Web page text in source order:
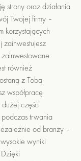
strony oraz działania
Twojej firmy –
korzystających
zainwestujesz
zainwestowane
również
z Tobą
współpracę
części
podczas trwania
od branży –
wyniki